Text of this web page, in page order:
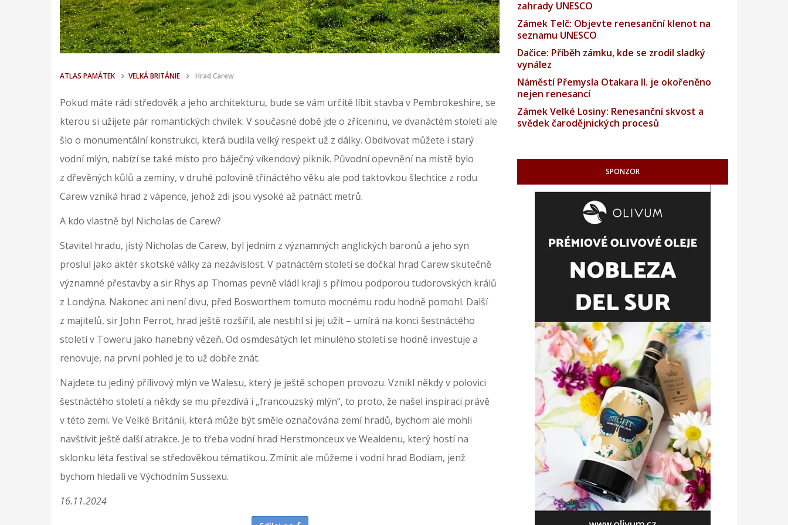
ATLAS PAMÁTEK VELKÁ BRITÁNIE Hrad Carew
Pokud máte rádi středověk a jeho architekturu, bude se vám určitě líbit stavba v Pembrokeshire, se
kterou si užijete pár romantických chvilek. V současné době jde o zříceninu, ve dvanáctém století ale
šlo o monumentální konstrukci, která budila velký respekt už z dálky. Obdivovat můžete i starý
vodní mlýn, nabízí se také místo pro báječný víkendový piknik. Původní opevnění na místě bylo
z dřevěných kůlů a zeminy, v druhé polovině třináctého věku ale pod taktovkou šlechtice z rodu
Carew vzniká hrad z vápence, jehož zdi jsou vysoké až patnáct metrů.
A kdo vlastně byl Nicholas de Carew?
Stavitel hradu, jistý Nicholas de Carew, byl jedním z významných anglických baronů a jeho syn
proslul jako aktér skotské války za nezávislost. V patnáctém století se dočkal hrad Carew skutečně
významné přestavby a sir Rhys ap Thomas pevně vládl kraji s přímou podporou tudorovských králů
z Londýna. Nakonec ani není divu, před Bosworthem tomuto mocnému rodu hodně pomohl. Další
z majitelů, sir John Perrot, hrad ještě rozšířil, ale nestihl si jej užít – umírá na konci šestnáctého
století v Toweru jako hanebný vězeň. Od osmdesátých let minulého století se hodně investuje a
renovuje, na první pohled je to už dobře znát.
Najdete tu jediný přílivový mlýn ve Walesu, který je ještě schopen provozu. Vznikl někdy v polovici
šestnáctého století a někdy se mu přezdívá i „francouzský mlýn“, to proto, že našel inspiraci právě
v této zemi. Ve Velké Británii, která může být směle označována zemí hradů, bychom ale mohli
navštívit ještě další atrakce. Je to třeba vodní hrad Herstmonceux ve Wealdenu, který hostí na
sklonku léta festival se středověkou tématikou. Zmínit ale můžeme i vodní hrad Bodiam, jenž
bychom hledali ve Východním Sussexu.
16.11.2024
zahrady UNESCO
Zámek Telč: Objevte renesanční klenot na
seznamu UNESCO
Dačice: Příběh zámku, kde se zrodil sladký
vynález
Náměstí Přemysla Otakara II. je okořeněno
nejen renesancí
Zámek Velké Losiny: Renesanční skvost a
svědek čarodějnických procesů
SPONZOR